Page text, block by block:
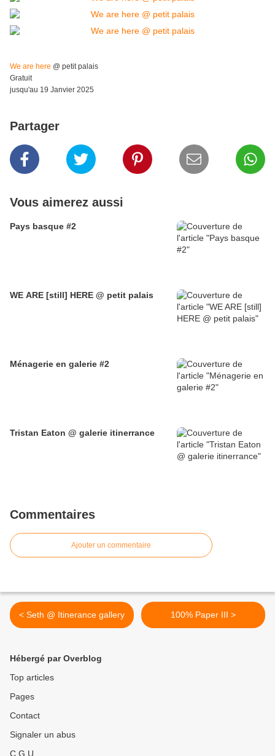
We are here @ petit palais
Gratuit
jusqu'au 19 Janvier 2025
Partager
Vous aimerez aussi
Pays basque #2
WE ARE [still] HERE @ petit palais
Ménagerie en galerie #2
Tristan Eaton @ galerie itinerrance
Commentaires
Ajouter un commentaire
< Seth @ Itinerance gallery 100% Paper III >
Hébergé par Overblog
Top articles
Pages
Contact
Signaler un abus
C.G.U.